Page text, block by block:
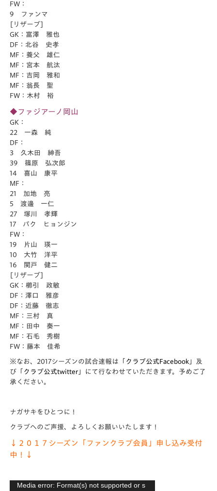
FW：
9 ファンマ
[リザーブ]
GK：富澤 雅也
DF：北谷 史孝
MF：養父 雄仁
MF：宮本 航汰
MF：吉岡 雅和
MF：翁長 聖
FW：木村 裕
◆ファジアーノ岡山
GK：
22 一森 純
DF：
3 久木田 紳吾
39 篠原 弘次郎
14 喜山 康平
MF：
21 加地 亮
5 渡邊 一仁
27 塚川 孝輝
17 パク ヒョンジン
FW：
19 片山 瑛一
10 大竹 洋平
16 関戸 健二
[リザーブ]
GK：櫛引 政敏
DF：澤口 雅彦
DF：近藤 徹志
MF：三村 真
MF：田中 奏一
MF：石毛 秀樹
FW：藤本 佳希
※なお、2017シーズンの試合速報は「 クラブ公式Facebook 」及
び「 クラブ公式twitter」にて行なわせていただきます。予めご了
承ください。
ナガサキをひとつに！
クラブへのご声援、よろしくお願いいたします！
↓２０１７シーズン「ファンクラブ会員」申し込み受付
中！↓
Media error: Format(s) not supported or s